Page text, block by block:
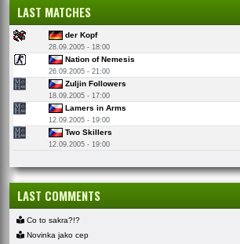
LAST MATCHES
der Kopf
28.09.2005 - 18:00
Nation of Nemesis
26.09.2005 - 21:00
Zuljin Followers
18.09.2005 - 17:00
Lamers in Arms
12.09.2005 - 19:00
Two Skillers
12.09.2005 - 19:00
LAST COMMENTS
Co to sakra?!?
Novinka jako cep